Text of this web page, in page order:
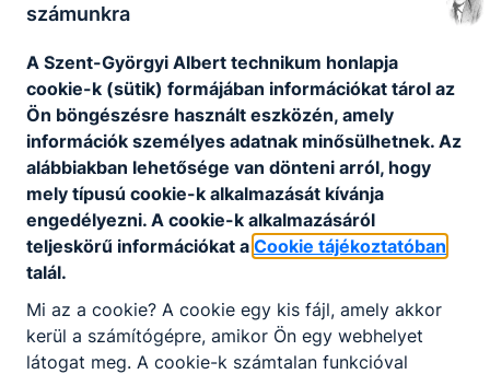
Letöltés
GALÉRIA
Mentális egészség világnapja
számunkra
A Szent-Györgyi Albert technikum honlapja
cookie-k (sütik) formájában információkat tárol az
Ön böngészésre használt eszközén, amely
információk személyes adatnak minősülhetnek. Az
alábbiakban lehetősége van dönteni arról, hogy
mely típusú cookie-k alkalmazását kívánja
engedélyezni. A cookie-k alkalmazásáról
teljeskörű információkat a Cookie tájékoztatóban
talál.
Mi az a cookie? A cookie egy kis fájl, amely akkor
kerül a számítógépre, amikor Ön egy webhelyet
látogat meg. A cookie-k számtalan funkcióval